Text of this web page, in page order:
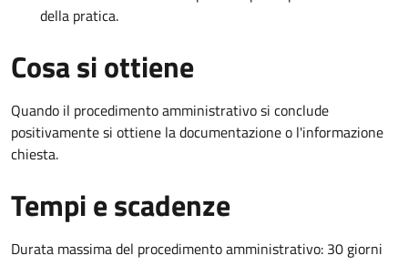
della pratica.
Cosa si ottiene
Quando il procedimento amministrativo si conclude
positivamente si ottiene la documentazione o l'informazione
chiesta.
Tempi e scadenze
Durata massima del procedimento amministrativo: 30 giorni